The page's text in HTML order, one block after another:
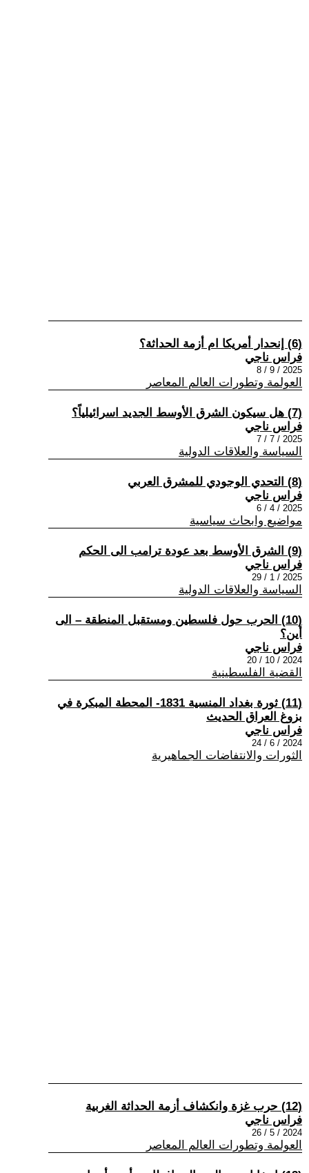
(6) إنحدار أمريكا ام أزمة الحداثة؟
فراس ناجي
2025 / 9 / 8
العولمة وتطورات العالم المعاصر
(7) هل سيكون الشرق الأوسط الجديد اسرائيلياً؟
فراس ناجي
2025 / 7 / 7
السياسة والعلاقات الدولية
(8) التحدي الوجودي للمشرق العربي
فراس ناجي
2025 / 4 / 6
مواضيع وابحاث سياسية
(9) الشرق الأوسط بعد عودة ترامب الى الحكم
فراس ناجي
2025 / 1 / 29
السياسة والعلاقات الدولية
(10) الحرب حول فلسطين ومستقبل المنطقة – الى
أين؟
فراس ناجي
2024 / 10 / 20
القضية الفلسطينية
(11) ثورة بغداد المنسية 1831- المحطة المبكرة في
بزوغ العراق الحديث
فراس ناجي
2024 / 6 / 24
الثورات والانتفاضات الجماهيرية
(12) حرب غزة وانكشاف أزمة الحداثة الغربية
فراس ناجي
2024 / 5 / 26
العولمة وتطورات العالم المعاصر